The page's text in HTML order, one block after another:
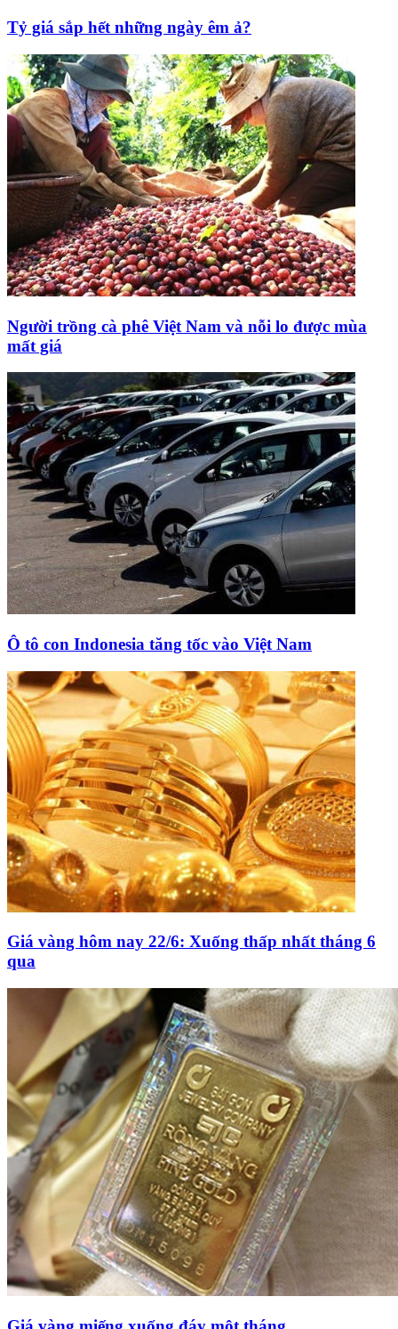
Tỷ giá sắp hết những ngày êm ả?
Người trồng cà phê Việt Nam và nỗi lo được mùa
mất giá
Ô tô con Indonesia tăng tốc vào Việt Nam
Giá vàng hôm nay 22/6: Xuống thấp nhất tháng 6
qua